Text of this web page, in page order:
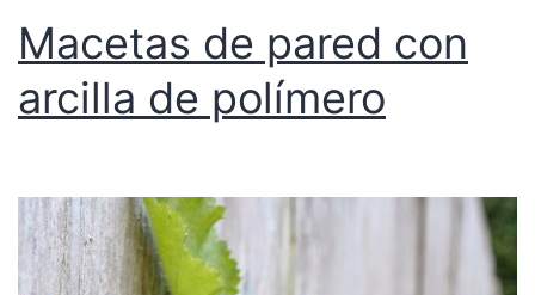
Macetas de pared con
arcilla de polímero